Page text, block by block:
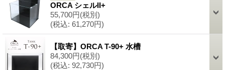
ORCA シェルII+
55,700円(税別)
(税込: 61,270円)
【取寄】ORCA T-90+ 水槽
84,300円(税別)
(税込: 92,730円)